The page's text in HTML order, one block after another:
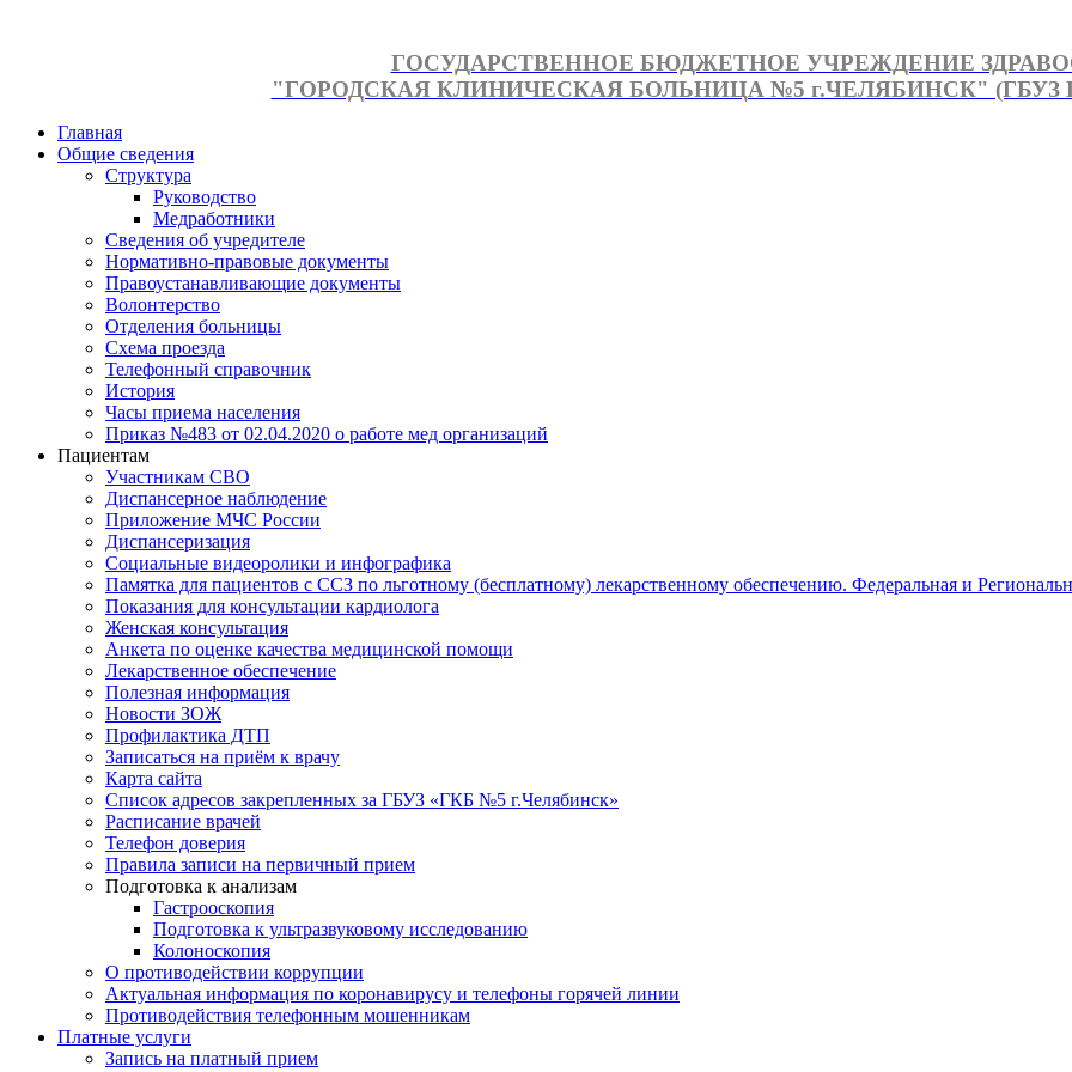
ГОСУДАРСТВЕННОЕ БЮДЖЕТНОЕ УЧРЕЖДЕНИЕ
"ГОРОДСКАЯ КЛИНИЧЕСКАЯ БОЛЬНИЦА №5 г.ЧЕЛЯБИНСК" (ГБУЗ
Главная
Общие сведения
Структура
Руководство
Медработники
Сведения об учредителе
Нормативно-правовые документы
Правоустанавливающие документы
Волонтерство
Отделения больницы
Схема проезда
Телефонный справочник
История
Часы приема населения
Приказ №483 от 02.04.2020 о работе мед организаций
Пациентам
Участникам СВО
Диспансерное наблюдение
Приложение МЧС России
Диспансеризация
Социальные видеоролики и инфографика
Памятка для пациентов с ССЗ по льготному (бесплатному) лекарственному обеспечению. Федеральная и
Показания для консультации кардиолога
Женская консультация
Анкета по оценке качества медицинской помощи
Лекарственное обеспечение
Полезная информация
Новости ЗОЖ
Профилактика ДТП
Записаться на приём к врачу
Карта сайта
Список адресов закрепленных за ГБУЗ «ГКБ №5 г.Челябинск»
Расписание врачей
Телефон доверия
Правила записи на первичный прием
Подготовка к анализам
Гастрооскопия
Подготовка к ультразвуковому исследованию
Колоноскопия
О противодействии коррупции
Актуальная информация по коронавирусу и телефоны горячей линии
Противодействия телефонным мошенникам
Платные услуги
Запись на платный прием